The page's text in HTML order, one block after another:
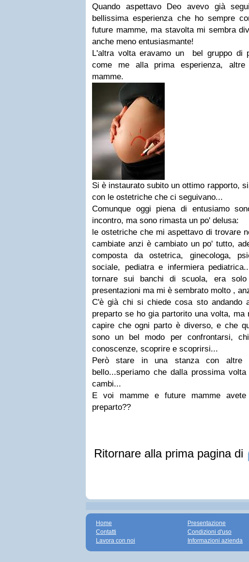
Quando aspettavo Deo avevo già
bellissima esperienza che ho sempre
future mamme, ma stavolta mi sembra
anche meno entusiasmante!
L'altra volta eravamo un bel gruppo di
come me alla prima esperienza,
mamme.
Si è instaurato subito un ottimo rapporto,
con le ostetriche che ci seguivano...
Comunque oggi piena di entusiamo
incontro, ma sono rimasta un po' delusa:
le ostetriche che mi aspettavo di trovare
cambiate anzi è cambiato un po' tutto,
composta da ostetrica, ginecologa,
sociale, pediatra e infermiera
tornare sui banchi di scuola, era
presentazioni ma mi è sembrato molto ,
C'è già chi si chiede cosa sto andando
preparto se ho gia partorito una volta, ma
capire che ogni parto è diverso, e che
sono un bel modo per confrontarsi,
conoscenze, scoprire e scoprirsi...
Però stare in una stanza con altre
bello...speriamo che dalla prossima
cambi...
E voi mamme e future mamme
preparto??
Ritornare alla prima pagina di
Home
Contatti
Lavora con noi
Presentazione
Condizioni d'uso
Informazioni azienda